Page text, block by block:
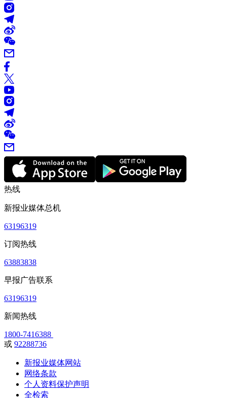
热线
新报业媒体总机
63196319
订阅热线
63883838
早报广告联系
63196319
新闻热线
1800-7416388
或 92288736
新报业媒体网站
网络条款
个人资料保护声明
全检索